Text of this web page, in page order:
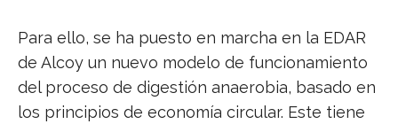
Para ello, se ha puesto en marcha en la EDAR
de Alcoy un nuevo modelo de funcionamiento
del proceso de digestión anaerobia, basado en
los principios de economía circular. Este tiene